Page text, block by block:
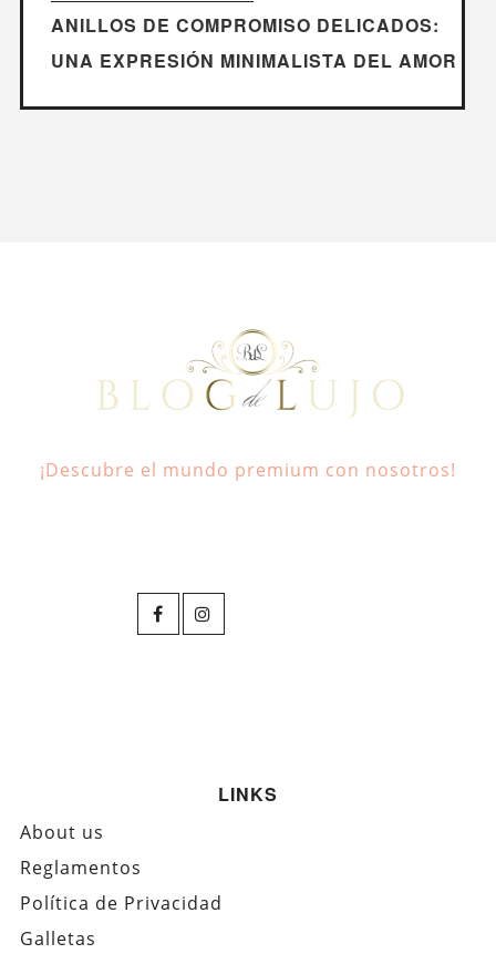
ANILLOS DE COMPROMISO DELICADOS:
UNA EXPRESIÓN MINIMALISTA DEL AMOR
¡Descubre el mundo premium con nosotros!
LINKS
About us
Reglamentos
Política de Privacidad
Galletas